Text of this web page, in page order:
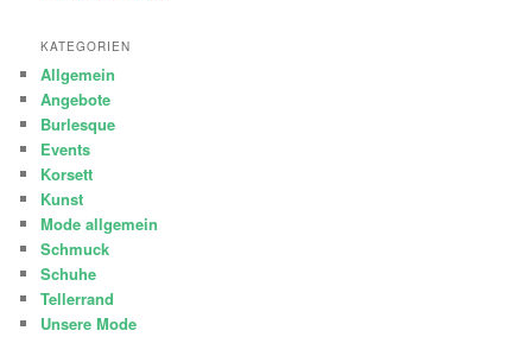
KATEGORIEN
Allgemein
Angebote
Burlesque
Events
Korsett
Kunst
Mode allgemein
Schmuck
Schuhe
Tellerrand
Unsere Mode